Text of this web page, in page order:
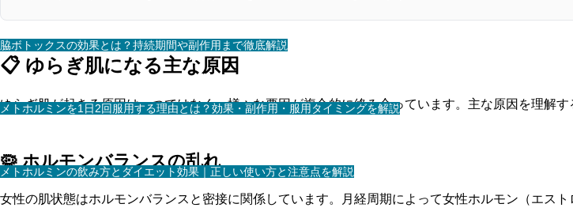
脇ボトックスの効果とは？持続期間や副作用まで徹底解説
メトホルミンを1日2回服用する理由とは？効果・副作用・服用タイミングを解説
メトホルミンの飲み方とダイエット効果｜正しい使い方と注意点を解説
📋 ゆらぎ肌になる主な原因
ゆらぎ肌が起きる原因は一つではなく、様々な要因が複合的に絡み合っています。主な原因を理解
🦠 ホルモンバランスの乱れ
女性の肌状態はホルモンバランスと密接に関係しています。月経周期によって女性ホルモン（エスト